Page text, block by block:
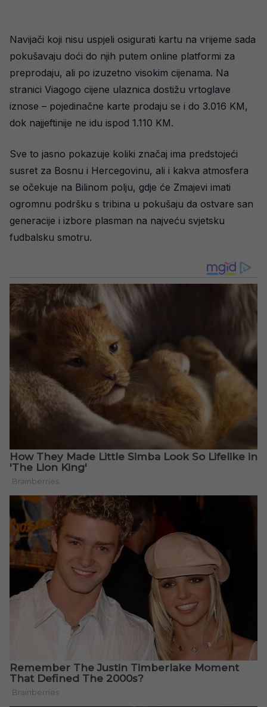
Navijači koji nisu uspjeli osigurati kartu na vrijeme sada
pokušavaju doći do njih putem online platformi za
preprodaju, ali po izuzetno visokim cijenama. Na
stranici Viagogo cijene ulaznica dostižu vrtoglave
iznose – pojedinačne karte prodaju se i do 3.016 KM,
dok najjeftinije ne idu ispod 1.110 KM.
Sve to jasno pokazuje koliki značaj ima predstojeći
susret za Bosnu i Hercegovinu, ali i kakva atmosfera
se očekuje na Bilinom polju, gdje će Zmajevi imati
ogromnu podršku s tribina u pokušaju da ostvare san
generacije i izbore plasman na najveću svjetsku
fudbalsku smotru.